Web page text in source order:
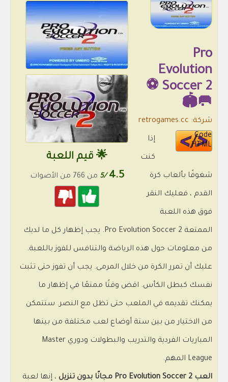
🌟 قيم اللعبة
4.5
/5 من 766 من الأصوات
Pro
Evolution
Soccer 2 ⚽
🥅🏟
شركة: retrogames.cc
Code
HTML
إذا
كنت
شغوفًا بألعاب كرة
القدم ، فعليك النقر
فوق هذه اللعبة
الممتعة Pro Evolution Soccer 2. يجب إظهار كل ما لديك
من معلومات حول هذه الرياضة والتنافس للفوز باللعبة.
عليك أن تمرر الكرة من خلال المرمى. يجب أن تفوز حتى تثبت
نفسك كبطل الكأس. اقض وقتًا ممتعًا في إظهار ما
يمكنك تقديمه في الملعب حتى تظل مع النصر. ستتمكن
من الاختيار من بين ستة أوضاع لعب مختلفة من بينها
المباريات الفردية والتدريب والبطولات ودوري Master
League المهم.
العب Pro Evolution Soccer 2 مجانًا بدون تنزيل ، إنها لعبة